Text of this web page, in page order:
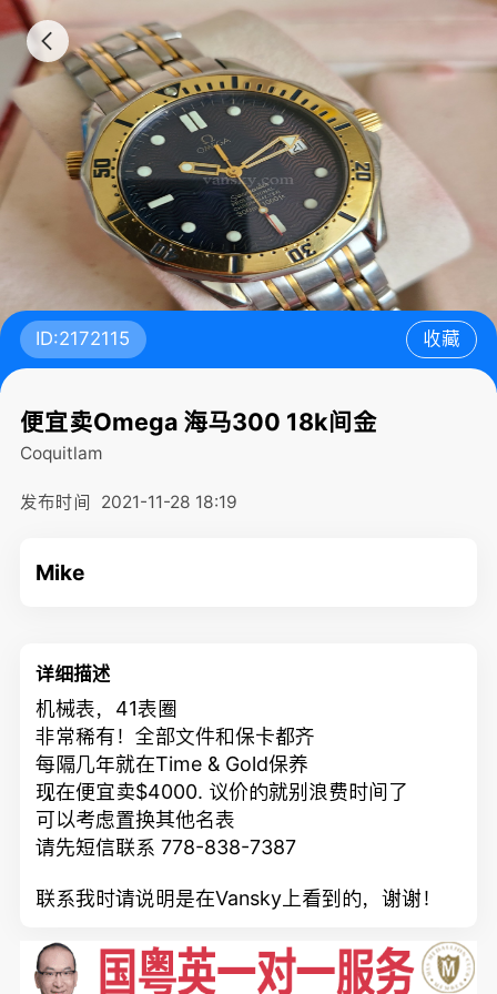
ID:2172115 收藏
便宜卖Omega 海马300 18k间金
Coquitlam
发布时间 2021-11-28 18:19
Mike
详细描述
机械表，41表圈
非常稀有！全部文件和保卡都齐
每隔几年就在Time & Gold保养
现在便宜卖$4000. 议价的就别浪费时间了
可以考虑置换其他名表
请先短信联系 778-838-7387
联系我时请说明是在Vansky上看到的，谢谢！